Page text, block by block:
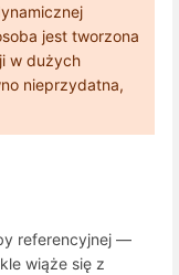
jest tworzona
w dużych
nieprzydatna,
referencyjnej —
wiąże się z